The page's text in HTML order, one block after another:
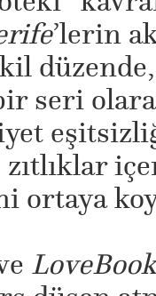
’lerin
seri
zıtlıklar
ortaya
LoveBook